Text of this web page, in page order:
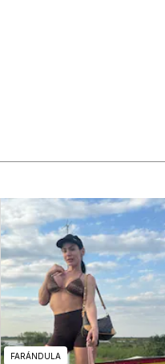
FARÁNDULA